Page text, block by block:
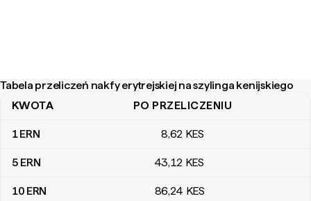
Tabela przeliczeń nakfy erytrejskiej na szylinga kenijskiego
Tabela przeliczeń nakfy erytrejskiej na szylinga kenijskiego
KWOTA PO PRZELICZENIU
1ERN 8,62 KES
5 ERN 43,12 KES
10 ERN 86,24 KES